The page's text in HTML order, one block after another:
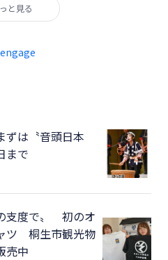
と見る
は〝音頭日本
まで
支度で〟 初のオ
ツ 桐生市観光物
売中